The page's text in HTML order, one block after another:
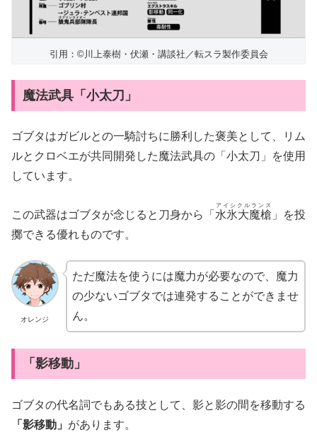
引用：©川上泰樹・伏瀬・講談社／転スラ製作委員会
魔法武具「小太刀」
ゴブタはガビルとの一騎討ちに勝利した褒美として、リム
ルとクロベエが共同開発した魔法武具の「小太刀」を使用
しています。
この武器はゴブタが念じると刀身から「 水氷大魔槍
アイシクルランス
」を投
擲できる優れものです。
オレンジ
ただ魔法を使うには魔力が必要なので、魔力
の少ないゴブタでは連発することができませ
ん。
「影移動」
ゴブタの代名詞でもある技として、影と影の間を移動する
「影移動」 があります。